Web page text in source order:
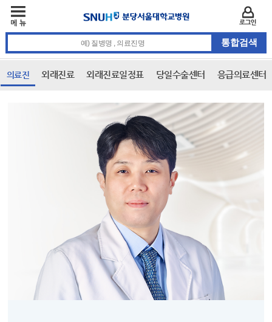
의료진 외래진료 외래진료일정표 당일수술센터 응급의료센터